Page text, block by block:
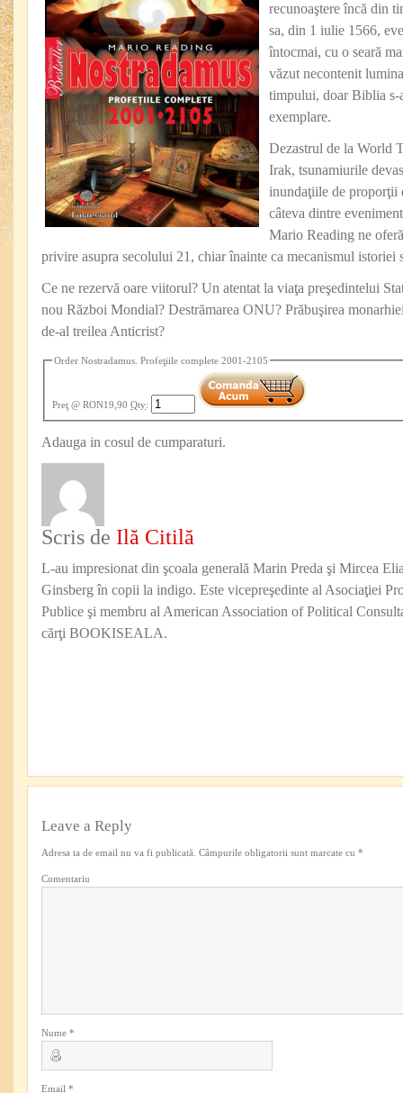
recunoaştere încă din
sa, din 1 iulie 1566,
întocmai, cu o seară
văzut necontenit
timpului, doar Biblia s-
exemplare.
Dezastrul de la World
Irak, tsunamiurile
inundaţiile de proporţii
câteva dintre
Mario Reading ne
privire asupra secolului 21, chiar înainte ca mecanismul istoriei
Ce ne rezervă oare viitorul? Un atentat la viaţa preşedintelui
nou Război Mondial? Destrămarea ONU? Prăbuşirea
de-al treilea Anticrist?
Order Nostradamus. Profeţiile complete 2001-2105
Preţ @ RON19,90 Qty:
Adauga in cosul de cumparaturi.
Scris de Ilă Citilă
L-au impresionat din şcoala generală Marin Preda şi Mircea
Ginsberg în copii la indigo. Este vicepreşedinte al Asociaţiei
Publice şi membru al American Association of Political
cărţi BOOKISEALA.
Leave a Reply
Adresa ta de email nu va fi publicată. Câmpurile obligatorii sunt marcate cu *
Comentariu
Nume *
Email *